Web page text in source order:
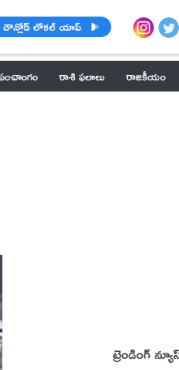
డౌన్లోడ్ లోకల్ యాప్
రాశి ఫలాలు రాజకీయం
ట్రెండింగ్